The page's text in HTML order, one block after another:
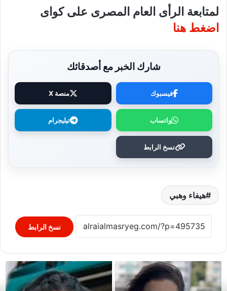
لمتابعة الرأى العام المصرى على كواى
اضغط هنا
شارك الخبر مع أصدقائك
فيسبوك منصة X
واتساب تيليجرام
نسخ الرابط
هيفاء وهبي
نسخ الرابط